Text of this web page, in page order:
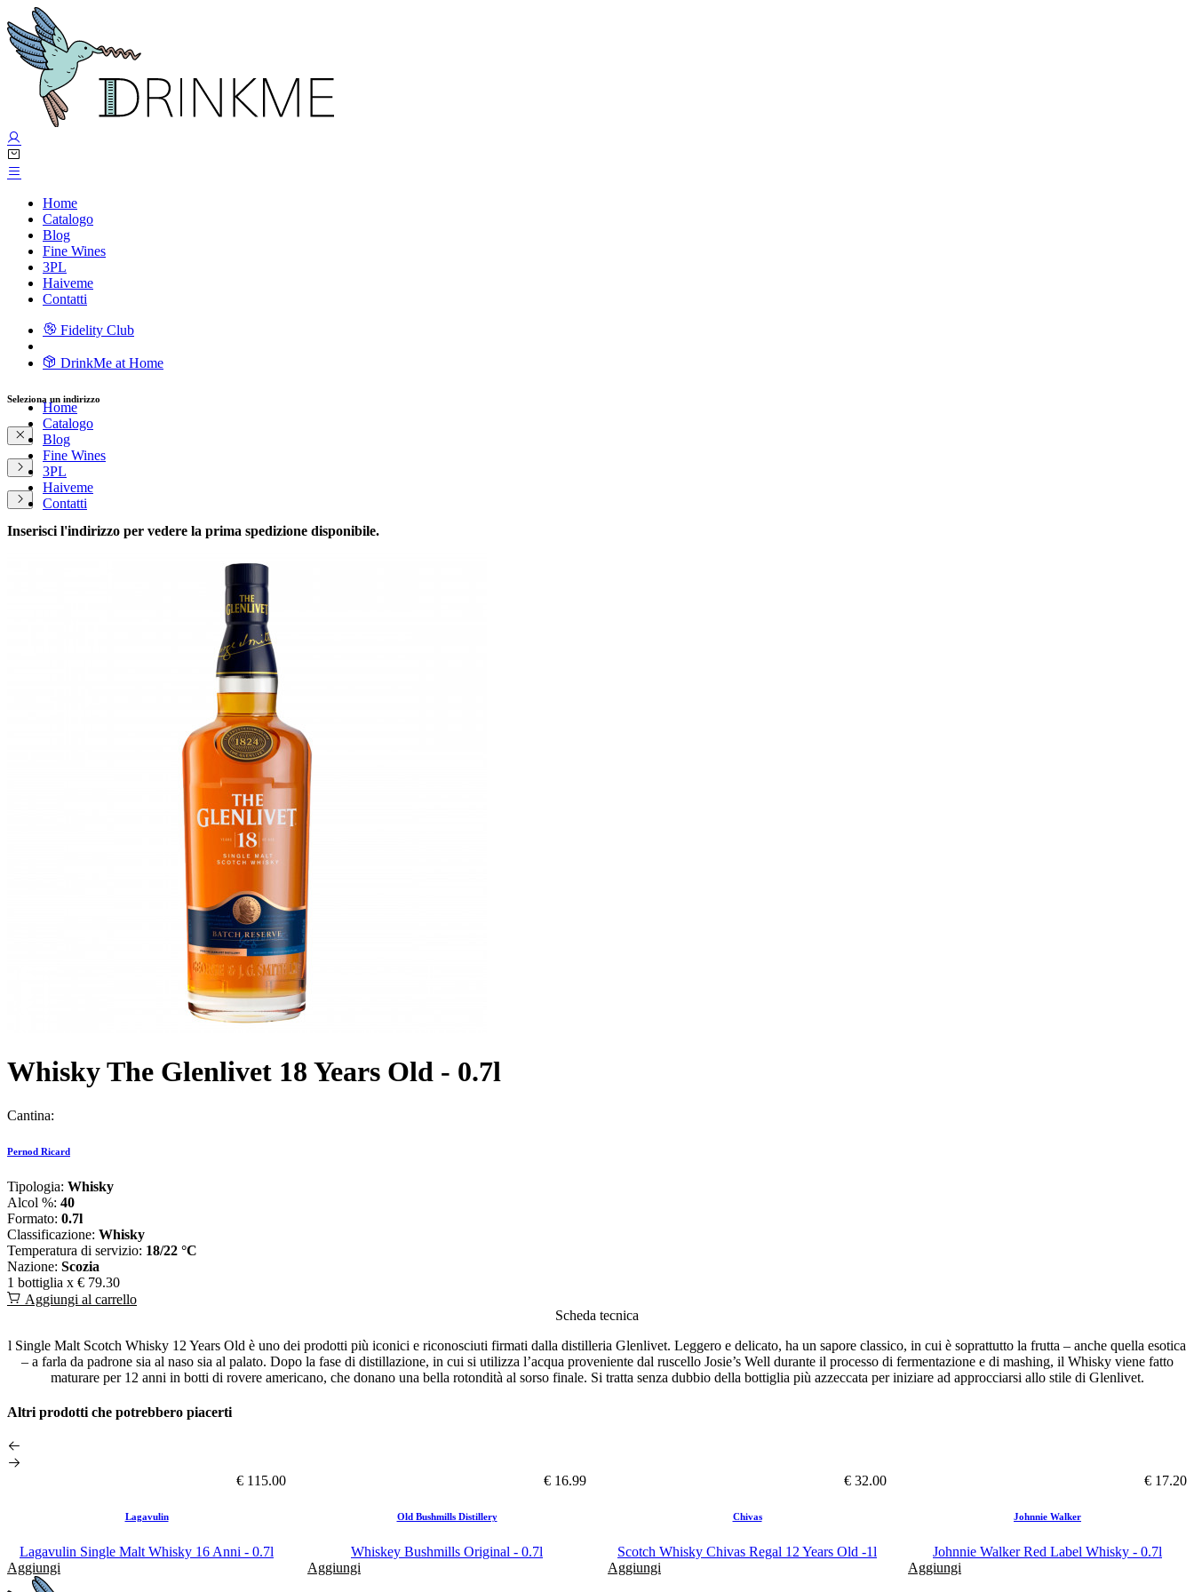
Home
Catalogo
Blog
Fine Wines
3PL
Haiveme
Contatti
Fidelity Club
DrinkMe at Home
Home
Catalogo
Blog
Fine Wines
3PL
Haiveme
Contatti
Seleziona un indirizzo
Inserisci l'indirizzo per vedere la prima spedizione disponibile.
Whisky The Glenlivet 18 Years Old - 0.7l
Cantina:
Pernod Ricard
Tipologia: Whisky
Alcol %: 40
Formato: 0.7l
Classificazione: Whisky
Temperatura di servizio: 18/22 °C
Nazione: Scozia
1 bottiglia x € 79.30
Aggiungi al carrello
Scheda tecnica
l Single Malt Scotch Whisky 12 Years Old è uno dei prodotti più iconici e riconosciuti firmati dalla distilleria Glenlivet. Leggero e delicato, ha un sapore classico, in cui è soprattutto la frutta – anche quella esotica
– a farla da padrone sia al naso sia al palato. Dopo la fase di distillazione, in cui si utilizza l’acqua proveniente dal ruscello Josie’s Well durante il processo di fermentazione e di mashing, il Whisky viene fatto
maturare per 12 anni in botti di rovere americano, che donano una bella rotondità al sorso finale. Si tratta senza dubbio della bottiglia più azzeccata per iniziare ad approcciarsi allo stile di Glenlivet.
Altri prodotti che potrebbero piacerti
€ 115.00
Lagavulin
Lagavulin Single Malt Whisky 16 Anni - 0.7l
Aggiungi
€ 16.99
Old Bushmills Distillery
Whiskey Bushmills Original - 0.7l
Aggiungi
€ 32.00
Chivas
Scotch Whisky Chivas Regal 12 Years Old -1l
Aggiungi
€ 17.20
Johnnie Walker
Johnnie Walker Red Label Whisky - 0.7l
Aggiungi